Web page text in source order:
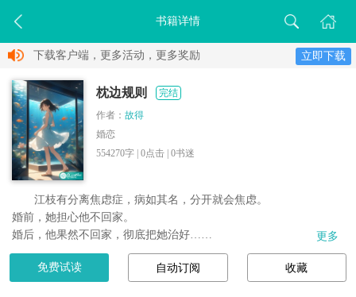
书籍详情
下载客户端，更多活动，更多奖励 立即下载
枕边规则
完结
作者： 故得
婚恋
554270字 | 0点击 | 0书迷
江枝有分离焦虑症，病如其名，分开就会焦虑。
婚前，她担心他不回家。
婚后，他果然不回家，彻底把她治好……
更多
免费试读 自动订阅 收藏